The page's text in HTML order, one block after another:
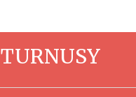
TURNUSY